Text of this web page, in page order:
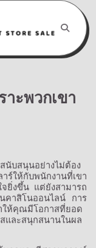
ะพวกเขา
นับสนุนอย่างไม่ต้อง
ร์ให้กับพนักงานที่เขา
จยิ่งขึ้น แต่ยังสามารถ
คาสิโนออนไลน์
การ
ให้คุณมีโอกาสที่ยอด
และสนุกสนานในผล